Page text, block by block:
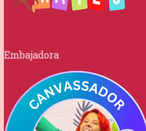
Embajadora